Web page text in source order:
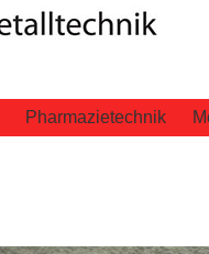
Pharmazietechnik